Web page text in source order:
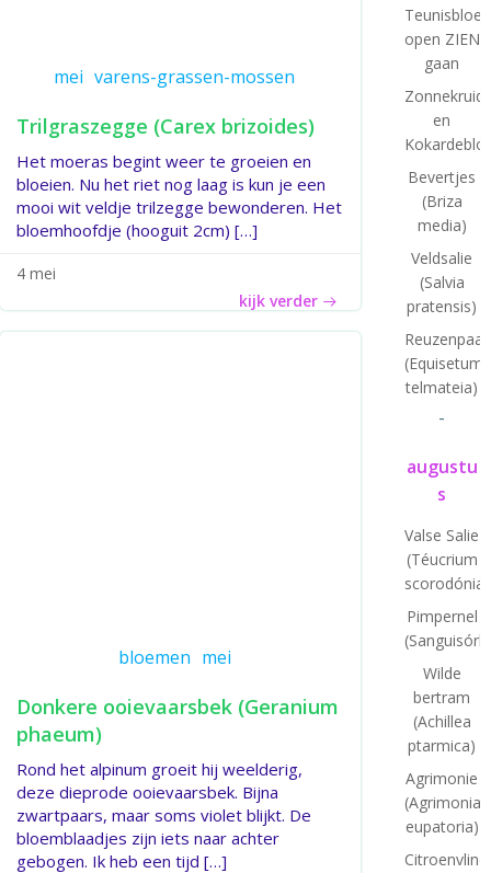
mei varens-grassen-mossen
Trilgraszegge (Carex brizoides)
Het moeras begint weer te groeien en
bloeien. Nu het riet nog laag is kun je een
mooi wit veldje trilzegge bewonderen. Het
bloemhoofdje (hooguit 2cm) […]
4 mei
kijk verder
bloemen mei
Donkere ooievaarsbek (Geranium
phaeum)
Rond het alpinum groeit hij weelderig,
deze dieprode ooievaarsbek. Bijna
zwartpaars, maar soms violet blijkt. De
bloemblaadjes zijn iets naar achter
gebogen. Ik heb een tijd […]
open ZIEN
gaan
Zonnekruid
en
Bevertjes
(Briza
media)
Veldsalie
(Salvia
pratensis)
(Equisetum
telmateia)
-
augustu
s
Valse Salie
(Téucrium
scorodónia)
Pimpernel
Wilde
bertram
(Achillea
ptarmica)
Agrimonie
(Agrimonia
eupatoria)